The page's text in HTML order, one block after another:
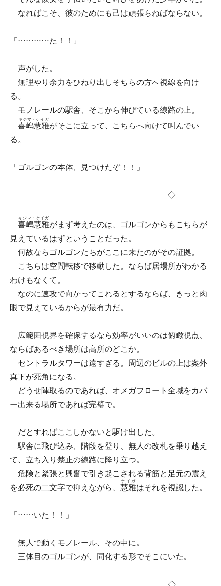
なればこそ、彼のためにも己は頑張らねばならない。
「…………た！！」
声がした。
無理やり余力をひねり出しそちらの方へ視線を向け
る。
モノレールの駅舎、そこから伸びている線路の上。
喜嶋慧雅
キジマ・ケイガ
がそこに立って、こちらへ向けて叫んでい
る。
「ゴルゴンの本体、見つけたぞ！！」
◇
喜嶋慧雅
キジマ・ケイガ
がまず考えたのは、ゴルゴンからもこちらが
見えているはずということだった。
何故ならゴルゴンたちがここに来たのがその証拠。
こちらは空間転移で移動した。ならば居場所がわかる
わけもなくて。
なのに速攻で向かってこれるとするならば、きっと肉
眼で見えているからが最有力だ。
広範囲視界を確保するなら効率がいいのは俯瞰視点、
ならばあるべき場所は高所のどこか。
セントラルタワーは遠すぎる。周辺のビルの上は案外
真下が死角になる。
どうせ陣取るのであれば、オメガフロート全域をカバ
ー出来る場所であれば完璧で。
だとすればここしかないと駆け出した。
駅舎に飛び込み、階段を登り、無人の改札を乗り越え
て、立ち入り禁止の線路に降り立つ。
危険と緊張と興奮で引き起こされる背筋と足元の震え
を必死の二文字で抑えながら、 慧雅
ケイガ
はそれを視認した。
「……いた！！」
無人で動くモノレール、その中に。
三体目のゴルゴンが、同化する形でそこにいた。
◇